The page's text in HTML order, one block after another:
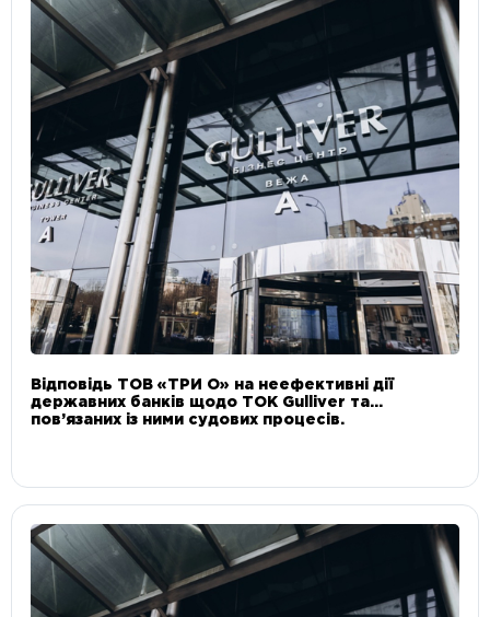
Відповідь ТОВ «ТРИ О» на неефективні дії
державних банків щодо ТОК Gulliver та
пов’язаних із ними судових процесів.